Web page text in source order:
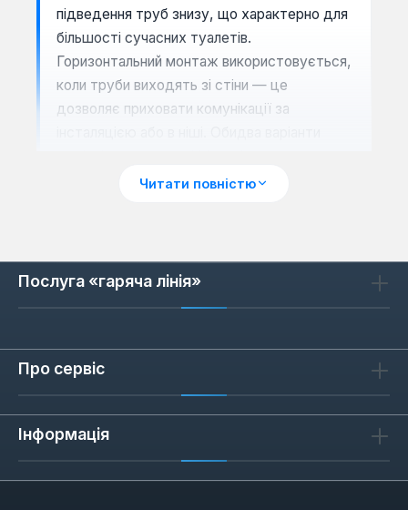
підведення труб знизу, що характерно для
більшості сучасних туалетів.
Горизонтальний монтаж використовується,
коли труби виходять зі стіни — це
дозволяє приховати комунікації за
універсальне кріплення.
Типи керування: одноважільний
та однозахватний
Одноважільний змішувач регулює напір і
коли руки зайняті. Однозахватний механізм
Для гігієнічного душу важлива плавність
ходу важеля: латунний картридж Lidz
витримує до 500 000 циклів без протікань,
Читати повністю
Послуга «гаряча лінія»
Про сервіс
Інформація